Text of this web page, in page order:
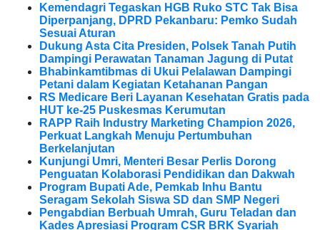
Kemendagri Tegaskan HGB Ruko STC Tak Bisa
Diperpanjang, DPRD Pekanbaru: Pemko Sudah
Sesuai Aturan
Dukung Asta Cita Presiden, Polsek Tanah Putih
Dampingi Perawatan Tanaman Jagung di Putat
Bhabinkamtibmas di Ukui Pelalawan Dampingi
Petani dalam Kegiatan Ketahanan Pangan
RS Medicare Beri Layanan Kesehatan Gratis pada
HUT ke-25 Puskesmas Kerumutan
RAPP Raih Industry Marketing Champion 2026,
Perkuat Langkah Menuju Pertumbuhan
Berkelanjutan
Kunjungi Umri, Menteri Besar Perlis Dorong
Penguatan Kolaborasi Pendidikan dan Dakwah
Program Bupati Ade, Pemkab Inhu Bantu
Seragam Sekolah Siswa SD dan SMP Negeri
Pengabdian Berbuah Umrah, Guru Teladan dan
Kades Apresiasi Program CSR BRK Syariah